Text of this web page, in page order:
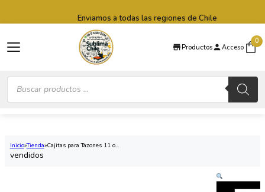
Productos Acceso
0
Búsqueda
productos
Enviamos a todas las regiones de Chile
Inicio Tienda Cajitas para Tazones 11 o...
vendidos